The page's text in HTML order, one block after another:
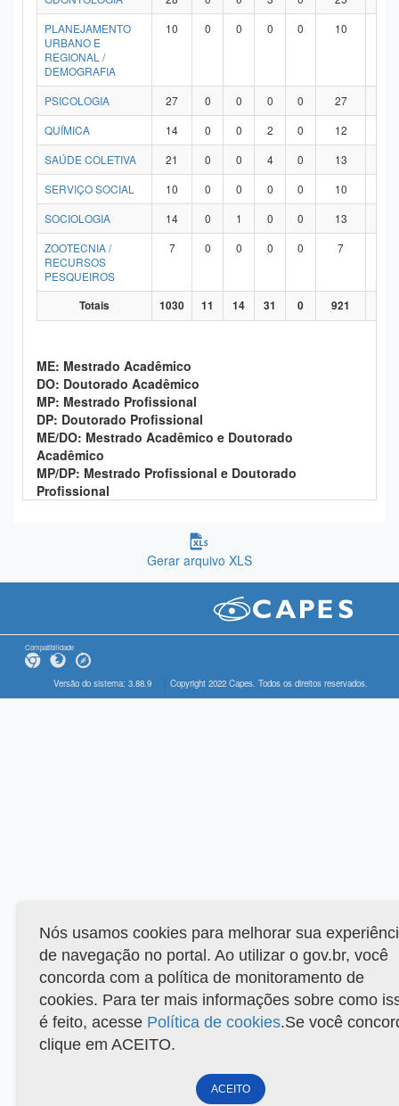
PLANEJAMENTO
URBANO E
REGIONAL /
DEMOGRAFIA
10 0 0 0 0 10
PSICOLOGIA 27 0 0 0 0 27
QUÍMICA
14 0 0 2 0 12
SAÚDE COLETIVA
21 0 0 4 0 13
SERVIÇO SOCIAL
10 0 0 0 0 10
SOCIOLOGIA
14 0 1 0 0 13
ZOOTECNIA /
RECURSOS
PESQUEIROS
7 0 0 0 0 7
Totais 1030 11 14 31 0 921
ME: Mestrado Acadêmico
DO: Doutorado Acadêmico
MP: Mestrado Profissional
DP: Doutorado Profissional
ME/DO: Mestrado Acadêmico e Doutorado
Acadêmico
MP/DP: Mestrado Profissional e Doutorado
Profissional
Gerar arquivo XLS
Compatibilidade
Versão do sistema: 3.88.9 Copyright 2022 Capes. Todos os direitos reservados.
Nós usamos cookies para melhorar sua
de navegação no portal. Ao utilizar o gov.br, você
concorda com a política de monitoramento de
cookies. Para ter mais informações sobre como
é feito, acesse Política de cookies.Se você
clique em ACEITO.
ACEITO